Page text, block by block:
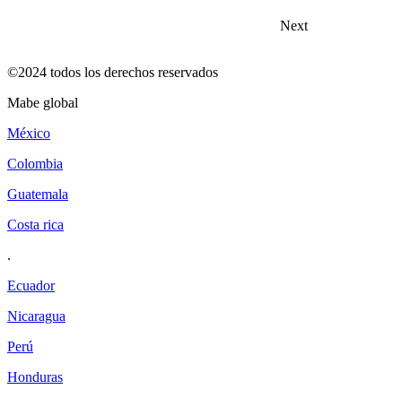
Next
©2024 todos los derechos reservados
mabe global
méxico
colombia
guatemala
costa rica
.
ecuador
nicaragua
perú
honduras